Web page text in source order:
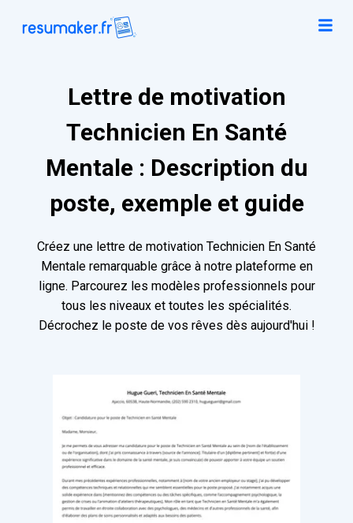
Lettre de motivation
Technicien En Santé
Mentale : Description du
poste, exemple et guide
Créez une lettre de motivation Technicien En Santé
Mentale remarquable grâce à notre plateforme en
ligne. Parcourez les modèles professionnels pour
tous les niveaux et toutes les spécialités.
Décrochez le poste de vos rêves dès aujourd'hui !